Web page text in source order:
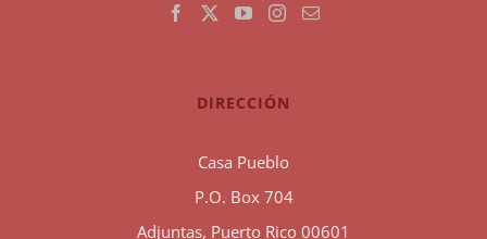
DIRECCIÓN
Casa Pueblo
P.O. Box 704
Adjuntas, Puerto Rico 00601